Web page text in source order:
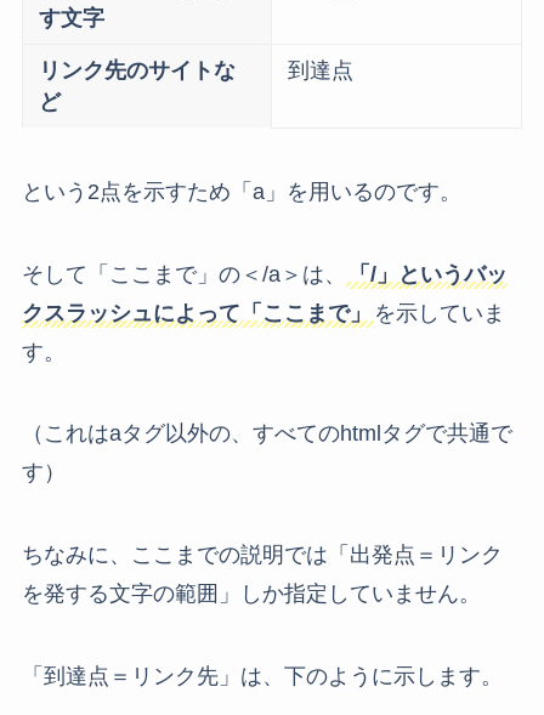
す文字
リンク先のサイトな
ど
到達点
という2点を示すため「a」を用いるのです。
そして「ここまで」の＜/a＞は、
「/」というバッ
クスラッシュによって「ここまで」
を示していま
す。
（これはaタグ以外の、すべてのhtmlタグで共通で
す）
ちなみに、ここまでの説明では「出発点＝リンク
を発する文字の範囲」しか指定していません。
「到達点＝リンク先」は、下のように示します。